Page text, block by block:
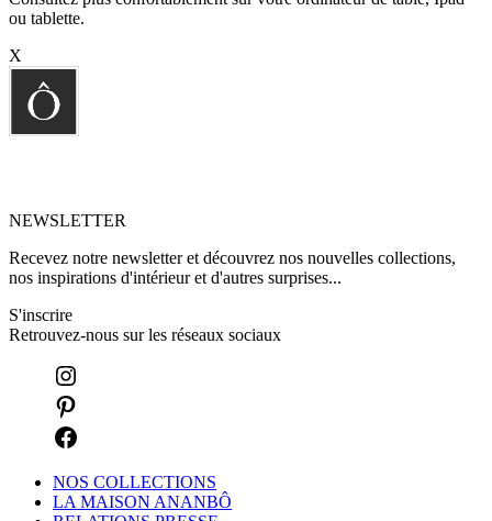
ou tablette.
X
NEWSLETTER
Recevez notre newsletter et découvrez nos nouvelles collections,
nos inspirations d'intérieur et d'autres surprises...
S'inscrire
Retrouvez-nous sur les réseaux sociaux
NOS COLLECTIONS
LA MAISON ANANBÔ